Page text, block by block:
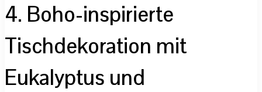
4. Boho-inspirierte
Tischdekoration mit
Eukalyptus und